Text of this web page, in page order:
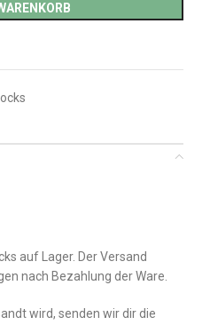
auf Lager. Der Versand
nach Bezahlung der Ware.
wird, senden wir dir die